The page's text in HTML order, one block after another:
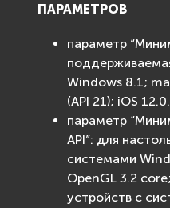
ПАРАМЕТРОВ
параметр
Windows 8.1;
(API 21); iOS 12.0.
параметр
API”: для
системами
OpenGL 3.2
устройств с